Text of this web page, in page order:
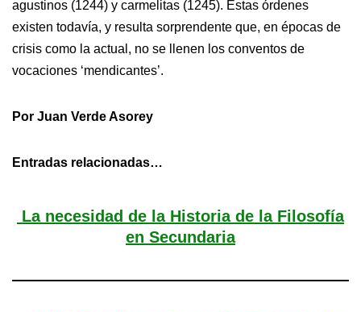
agustinos (1244) y carmelitas (1245). Estas órdenes
existen todavía, y resulta sorprendente que, en épocas de
crisis como la actual, no se llenen los conventos de
vocaciones ‘mendicantes’.
Por Juan Verde Asorey
Entradas relacionadas…
La necesidad de la Historia de la Filosofía
en Secundaria